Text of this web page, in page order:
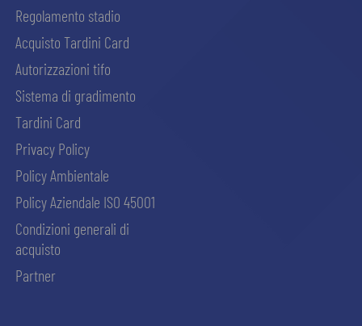
Regolamento stadio
Acquisto Tardini Card
Autorizzazioni tifo
Sistema di gradimento
Tardini Card
Privacy Policy
Policy Ambientale
Policy Aziendale ISO 45001
Condizioni generali di
acquisto
Partner